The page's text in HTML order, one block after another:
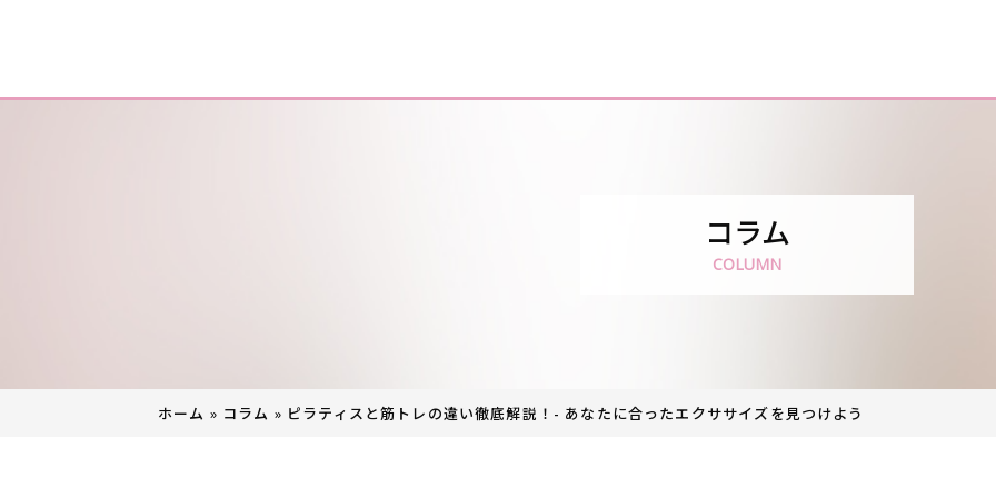
コラム
COLUMN
ホーム » コラム » ピラティスと筋トレの違い徹底解説！- あなたに合ったエクササイズを見つけよう